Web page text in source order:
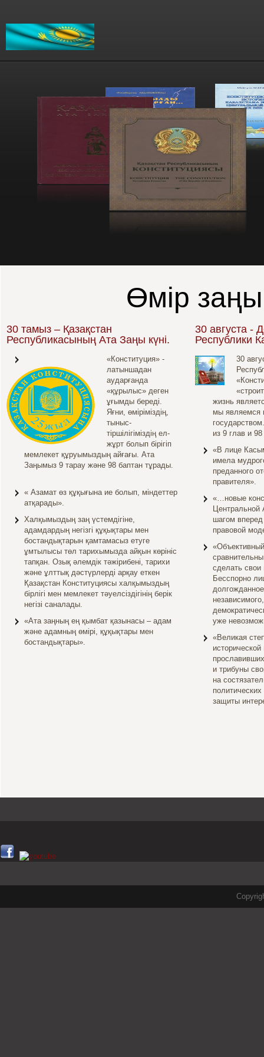
Өмір
30 тамыз – Қазақстан
Республикасының Ата Заңы күні.
«Конституция» -
латыншадан
аударғанда
«құрылыс» деген
ұғымды береді.
Яғни, өміріміздің,
тыныс-
тіршілігіміздің ел-
жұрт болып бірігіп
мемлекет құруымыздың айғағы. Ата
Заңымыз 9 тарау және 98 баптан тұрады.
« Азамат өз құқығына ие болып, міндеттер
атқарады».
Халқымыздың заң үстемдігіне,
адамдардың негізгі құқықтары мен
бостандықтарын қамтамасыз етуге
ұмтылысы төл тарихымызда айқын көрініс
тапқан. Озық әлемдік тәжірибені, тарихи
және ұлттық дәстүрлерді арқау еткен
Қазақстан Конституциясы халқымыздың
бірлігі мен мемлекет тәуелсіздігінің берік
негізі саналады.
«Ата заңның ең қымбат қазынасы – адам
және адамның өмірі, құқықтары мен
бостандықтары».
30 августа -
Республики
30
жизнь
мы являемся
из 9 глав и 98
«В лице
имела
преданного
правителя».
«…новые
Центральной
шагом
правовой
сделать
Бесспорно
уже
«Великая
и трибуны
на
защиты